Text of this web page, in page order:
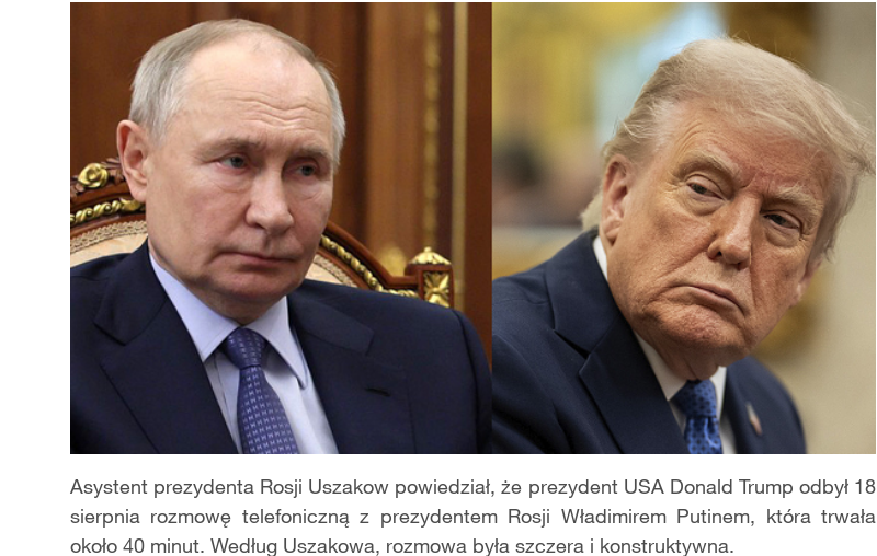
Asystent prezydenta Rosji Uszakow powiedział, że prezydent USA Donald Trump odbył 18
sierpnia rozmowę telefoniczną z prezydentem Rosji Władimirem Putinem, która trwała
około 40 minut. Według Uszakowa, rozmowa była szczera i konstruktywna.